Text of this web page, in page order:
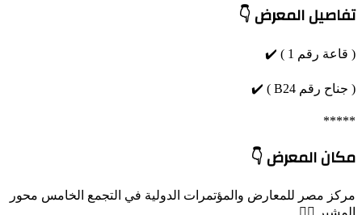
تفاصيل المعرض 👇
( قاعة رقم 1 ) ✔️
( جناح رقم B24 ) ✔️
*****
مكان المعرض 👇
مركز مصر للمعارض والمؤتمرات الدولية في التجمع الخامس محور
المشير 👌🏼